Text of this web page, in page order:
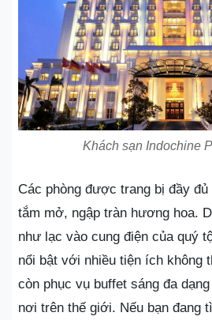
Khách sạn Indochine
Các phòng được trang bị đầy
tắm mở, ngập tràn hương hoa.
như lạc vào cung điện của quý
nổi bật với nhiều tiện ích không
còn phục vụ buffet sáng đa
nơi trên thế giới. Nếu bạn đang